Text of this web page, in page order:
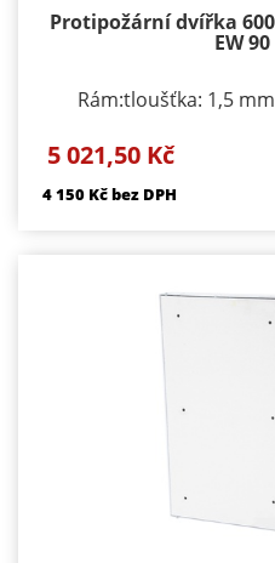
Protipožární dvířka 600
EW
Rám:tloušťka: 1,5
podle rozměru 1-
5 021,50 Kč
4 150 Kč bez DPH